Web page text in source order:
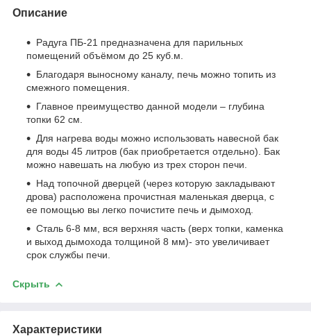
Описание
Радуга ПБ-21 предназначена для парильных
помещений объёмом до 25 куб.м.
Благодаря выносному каналу, печь можно топить из
смежного помещения.
Главное преимущество данной модели – глубина
топки 62 см.
Для нагрева воды можно использовать навесной бак
для воды 45 литров (бак приобретается отдельно). Бак
можно навешать на любую из трех сторон печи.
Над топочной дверцей (через которую закладывают
дрова) расположена прочистная маленькая дверца, с
ее помощью вы легко почистите печь и дымоход.
Сталь 6-8 мм, вся верхняя часть (верх топки, каменка
и выход дымохода толщиной 8 мм)- это увеличивает
срок службы печи.
Скрыть
Характеристики